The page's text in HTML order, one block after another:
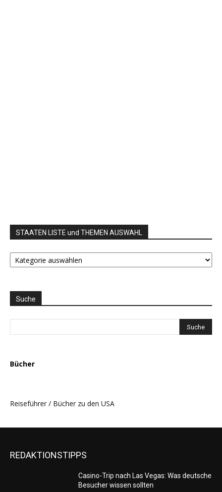
STAATEN LISTE und THEMEN AUSWAHL
STAATEN
LISTE
AUSWAHL
Suche
Bücher
Reiseführer / Bücher zu den USA
REDAKTIONSTIPPS
Casino-Trip nach Las Vegas: Was deutsche
Besucher wissen sollten